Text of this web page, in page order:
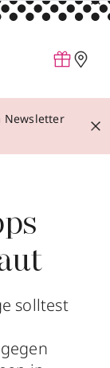
Newsletter
solltest